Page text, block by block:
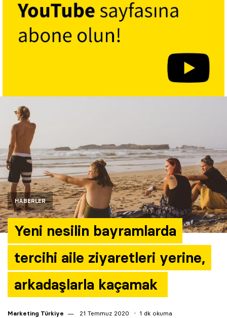
HABERLER
Yeni nesilin bayramlarda
tercihi aile ziyaretleri yerine,
arkadaşlarla kaçamak
Marketing Türkiye 21 Temmuz 2020 1 dk okuma
Söyleşiler
Kariyer
Araştırma